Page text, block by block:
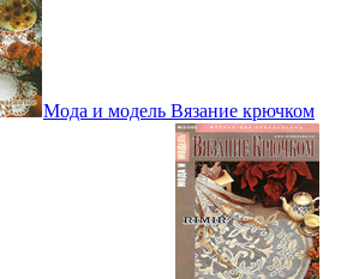
Мода и модель Вязание крючком